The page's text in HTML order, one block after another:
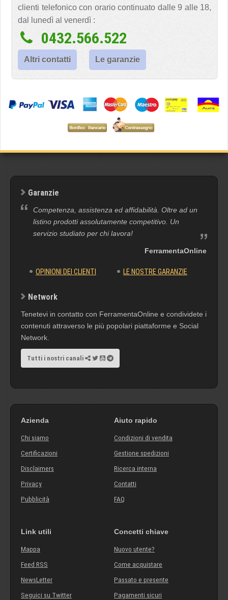
clienti telefonico con orario continuato dalle 9 alle 18,
dal lunedì al venerdì :
0432.566.522
Altri contatti Le garanzie
Garanzie
Competenza, assistenza ed affidabilità. Oltre ad un
listino prodotti assolutamente competitivo. Un
servizio studiato per chi lavora!
FerramentaOnline
OPINIONI DEI CLIENTI LE NOSTRE GARANZIE
Network
Tenetevi in contatto con FerramentaOnline e condividete i
contenuti attraverso le più popolari piattaforme e Social
Network.
Tutti i nostri canali
Azienda
Chi siamo
Certificazioni
Disclaimers
Privacy
Pubblicità
Aiuto rapido
Condizioni di vendita
Gestione spedizioni
Ricerca interna
Contatti
FAQ
Link utili
Mappa
Feed RSS
NewsLetter
Seguici su Twitter
Concetti chiave
Nuovo utente?
Come acquistare
Passato e presente
Pagamenti sicuri